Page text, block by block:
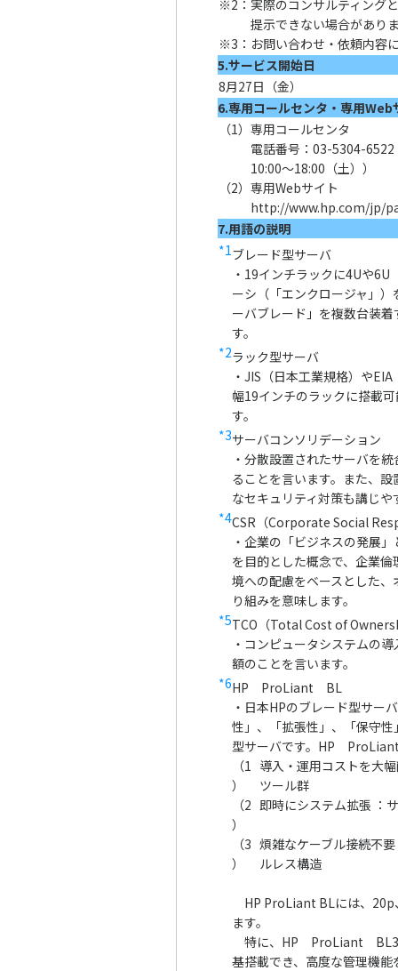
※2： 実際のコンサルティング
提示できない場合があり
※3： お問い合わせ・依頼内容
5.サービス開始日
8月27日（金）
6.専用コールセンタ・専用Web
（1） 専用コールセンタ
電話番号：03-5304-
10:00～18:00（土））
（2） 専用Webサイト
http://www.hp.com/jp/
7.用語の説明
*1ブレード型サーバ
・19インチラックに4Uや
ーシ（「エンクロージャ」
ーバブレード」を複数台装
す。
*2ラック型サーバ
・JIS（日本工業規格）や
幅19インチのラックに搭載
す。
*3サーバコンソリデーション
・分散設置されたサーバを
ることを言います。また、
なセキュリティ対策も講じや
*4CSR（Corporate Social
・企業の「ビジネスの発展
を目的とした概念で、企業
境への配慮をベースとした
り組みを意味します。
*5TCO（Total Cost of
・コンピュータシステムの
額のことを言います。
*6HP ProLiant BL
・日本HPのブレード型サ
性」、「拡張性」、「保守
型サーバです。HP
（1
）
導入・運用コストを大
ツール群
（2
）
即時にシステム拡張 ：
（3
）
煩雑なケーブル接続不
ルレス構造
HP ProLiant BLには、20p
ます。
特に、HP ProLiant
基搭載でき、高度な管理機